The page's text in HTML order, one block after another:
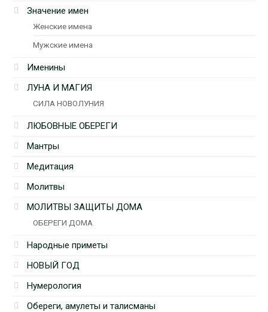
Значение имен
Женские имена
Мужские имена
Именины
ЛУНА И МАГИЯ
СИЛА НОВОЛУНИЯ
ЛЮБОВНЫЕ ОБЕРЕГИ
Мантры
Медитация
Молитвы
МОЛИТВЫ ЗАЩИТЫ ДОМА
ОБЕРЕГИ ДОМА
Народные приметы
НОВЫЙ ГОД
Нумерология
Обереги, амулеты и талисманы